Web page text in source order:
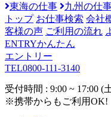
東海の仕事
九州の仕
トップ お仕事検索 会社
客様の声 ご利用の流れ
ENTRYかんたん
エントリー
TEL0800-111-3140
受付時間 : 9:00 ~ 17:00 (
※携帯からもご利用OK!